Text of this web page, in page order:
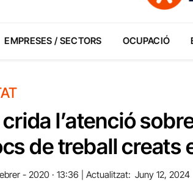
EMPRESES / SECTORS OCUPACIÓ
l’atenció
de treball creats
- 2020 · 13:36 Actualitzat: Juny 12, 2024